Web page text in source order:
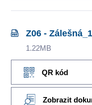
Z06 -
1.22MB
QR kód
Zobrazit